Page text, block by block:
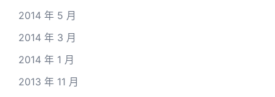
2014 年 5 月
2014 年 3 月
2014 年 1 月
2013 年 11 月